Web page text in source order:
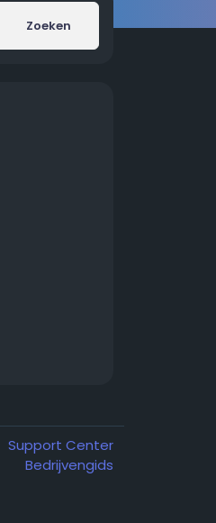
Zoeken
Support Center
Bedrijvengids